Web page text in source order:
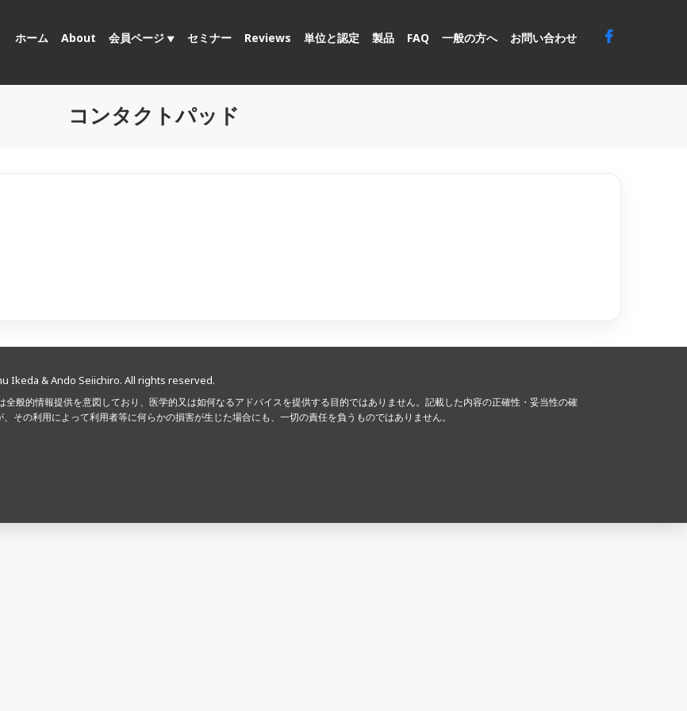
ホーム About 会員ページ セミナー Reviews 単位と認定 製品 FAQ 一般の方へ お問い合わせ
コンタクトパッド
Ikeda & Ando Seiichiro. All rights reserved.
全般的情報提供を意図しており、医学的又は如何なるアドバイスを提供する目的ではありません。記載した内容の正確性・妥当性の確
その利用によって利用者等に何らかの損害が生じた場合にも、一切の責任を負うものではありません。